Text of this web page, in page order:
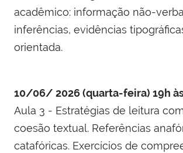
acadêmico: informação não-
inferências, evidências
orientada.
10/06/ 2026 (quarta-feira) 19h
Aula 3 - Estratégias de leitura
coesão textual. Referências
catafóricas. Exercícios de